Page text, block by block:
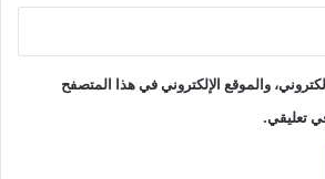
والموقع الإلكتروني في هذا المتصفح
تعليقي.